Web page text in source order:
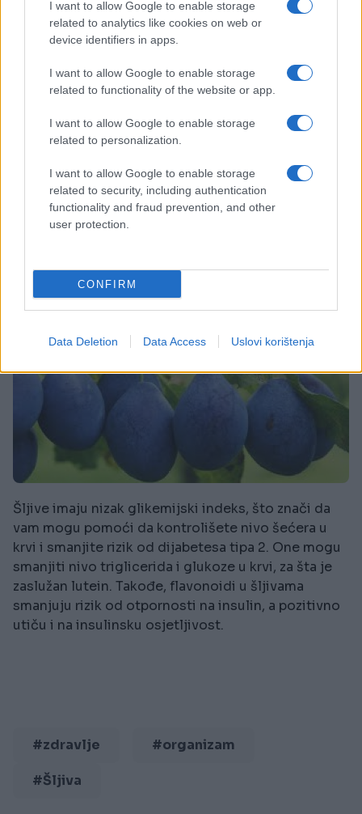
I want to allow Google to enable storage
related to analytics like cookies on web or
device identifiers in apps.
I want to allow Google to enable storage
related to functionality of the website or app.
I want to allow Google to enable storage
related to personalization.
I want to allow Google to enable storage
related to security, including authentication
functionality and fraud prevention, and other
user protection.
CONFIRM
Data Deletion Data Access Uslovi korištenja
Jedno istraživanje je pokazalo i da će se
krvi koji pokazuju povećanje gustoće kostiju.
Šljive imaju nizak glikemijski indeks, što znači da
vam mogu pomoći da kontrolišete nivo šećera u
krvi i smanjite rizik od dijabetesa tipa 2. One mogu
smanjiti nivo triglicerida i glukoze u krvi, za šta je
zaslužan lutein. Takođe, flavonoidi u šljivama
smanjuju rizik od otpornosti na insulin, a pozitivno
utiču i na insulinsku osjetljivost.
#zdravlje #organizam
#Šljiva